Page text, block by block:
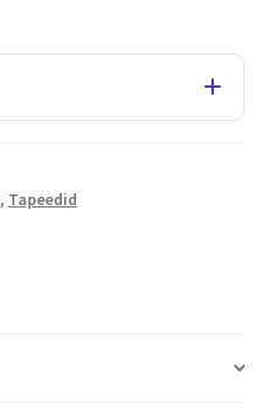
, Tapeedid